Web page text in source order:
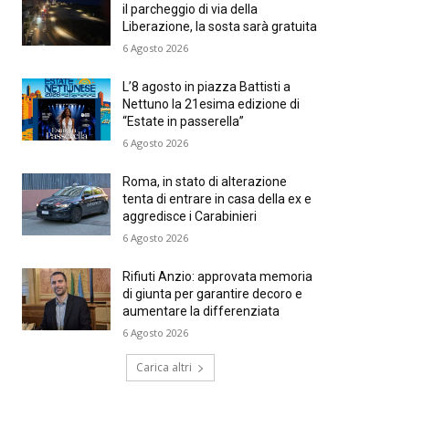
il parcheggio di via della
Liberazione, la sosta sarà gratuita
6 Agosto 2026
L’8 agosto in piazza Battisti a
Nettuno la 21esima edizione di
“Estate in passerella”
6 Agosto 2026
Roma, in stato di alterazione
tenta di entrare in casa della ex e
aggredisce i Carabinieri
6 Agosto 2026
Rifiuti Anzio: approvata memoria
di giunta per garantire decoro e
aumentare la differenziata
6 Agosto 2026
Carica altri